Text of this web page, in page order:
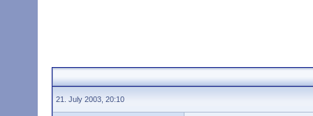
21. July 2003, 20:10